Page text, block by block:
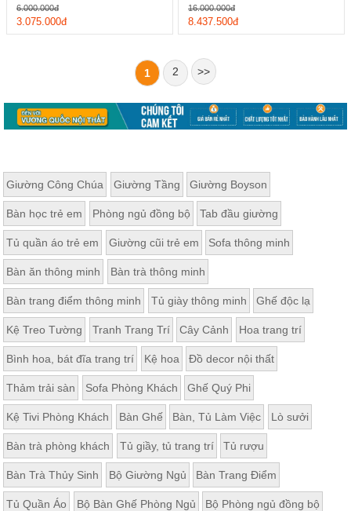
3.075.000đ
6.000.000đ
8.437.500đ
16.000.000đ
1 2 >>
Giường Công Chúa Giường Tầng Giường Boyson
Bàn học trẻ em Phòng ngủ đồng bộ Tab đầu giường
Tủ quần áo trẻ em Giường cũi trẻ em Sofa thông minh
Bàn ăn thông minh Bàn trà thông minh
Bàn trang điểm thông minh Tủ giày thông minh Ghế độc lạ
Kệ Treo Tường Tranh Trang Trí Cây Cảnh Hoa trang trí
Bình hoa, bát đĩa trang trí Kệ hoa Đồ decor nội thất
Thảm trải sàn Sofa Phòng Khách Ghế Quý Phi
Kệ Tivi Phòng Khách Bàn Ghế Bàn, Tủ Làm Việc Lò sưởi
Bàn trà phòng khách Tủ giầy, tủ trang trí Tủ rượu
Bàn Trà Thủy Sinh Bộ Giường Ngủ Bàn Trang Điểm
Tủ Quần Áo Bộ Bàn Ghế Phòng Ngủ Bộ Phòng ngủ đồng bộ